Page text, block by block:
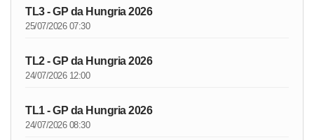
TL3 - GP da Hungria 2026
25/07/2026 07:30
TL2 - GP da Hungria 2026
24/07/2026 12:00
TL1 - GP da Hungria 2026
24/07/2026 08:30